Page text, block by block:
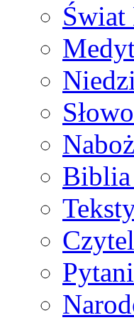
Świat
Biblia